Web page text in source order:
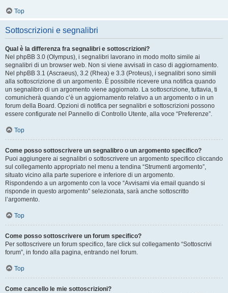
Top
Sottoscrizioni e segnalibri
Qual è la differenza fra segnalibri e sottoscrizioni?
Nel phpBB 3.0 (Olympus), i segnalibri lavorano in modo molto simile ai
segnalibri di un browser web. Non si viene avvisati in caso di aggiornamento.
Nel phpBB 3.1 (Ascraeus), 3.2 (Rhea) e 3.3 (Proteus), i segnalibri sono simili
alla sottoscrizione di un argomento. È possibile ricevere una notifica quando
un segnalibro di un argomento viene aggiornato. La sottoscrizione, tuttavia, ti
comunicherà quando c’è un aggiornamento relativo a un argomento o in un
forum della Board. Opzioni di notifica per segnalibri e sottoscrizioni possono
essere configurate nel Pannello di Controllo Utente, alla voce “Preferenze”.
Top
Come posso sottoscrivere un segnalibro o un argomento specifico?
Puoi aggiungere ai segnalibri o sottoscrivere un argomento specifico cliccando
sul collegamento appropriato nel menu a tendina “Strumenti argomento”,
situato vicino alla parte superiore e inferiore di un argomento.
Rispondendo a un argomento con la voce “Avvisami via email quando si
risponde in questo argomento” selezionata, sarà anche sottoscritto
l’argomento.
Top
Come posso sottoscrivere un forum specifico?
Per sottoscrivere un forum specifico, fare click sul collegamento “Sottoscrivi
forum”, in fondo alla pagina, entrando nel forum.
Top
Come cancello le mie sottoscrizioni?